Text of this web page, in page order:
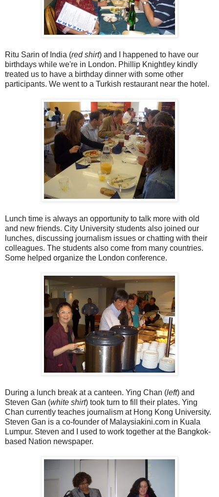
Ritu Sarin of India (red shirt) and I happened to have our
birthdays while we're in London. Phillip Knightley kindly
treated us to have a birthday dinner with some other
participants. We went to a Turkish restaurant near the hotel.
Lunch time is always an opportunity to talk more with old
and new friends. City University students also joined our
lunches, discussing journalism issues or chatting with their
colleagues. The students also come from many countries.
Some helped organize the London conference.
During a lunch break at a canteen. Ying Chan (left) and
Steven Gan (white shirt) took turn to fill their plates. Ying
Chan currently teaches journalism at Hong Kong University.
Steven Gan is a co-founder of Malaysiakini.com in Kuala
Lumpur. Steven and I used to work together at the Bangkok-
based Nation newspaper.